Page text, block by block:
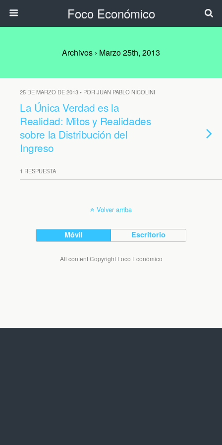
Foco Económico
Archivos › Marzo 25th, 2013
25 DE MARZO DE 2013 • POR JUAN PABLO NICOLINI
La Única Verdad es la
Realidad: Mitos y Realidades
sobre la Distribución del
Ingreso
1 RESPUESTA
Volver arriba
Móvil Escritorio
All content Copyright Foco Económico